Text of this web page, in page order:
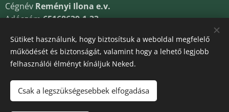
Cégnév Reményi Ilona e.v.
Adószám65168639-1-33
Sütik
Sütiket használunk, hogy biztosítsuk a weboldal megfelelő
működését és biztonságát, valamint hogy a lehető legjobb
felhasználói élményt kínáljuk Neked.
Csak a legszükségesebbek elfogadása